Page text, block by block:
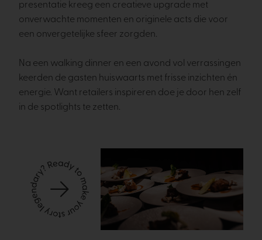
presentatie kreeg een creatieve upgrade met
onverwachte momenten en originele acts die voor
een onvergetelijke sfeer zorgden.
Na een walking dinner en een avond vol verrassingen
keerden de gasten huiswaarts met frisse inzichten én
energie. Want retailers inspireren doe je door hen zelf
in de spotlights te zetten.